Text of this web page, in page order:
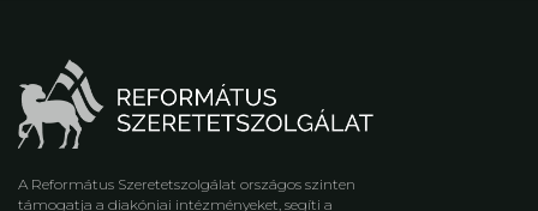
A Református Szeretetszolgálat országos szinten
támogatja a diakóniai intézményeket, segíti a